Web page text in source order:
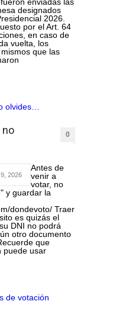
enviadas las
designados
2026.
por el Art. 64
en caso de
vuelta, los
que las
no
0
2026
Antes de
venir a
votar, no
y guardar la
dondevoto/ Traer
es quizás el
DNI no podrá
otro documento
que
puede usar